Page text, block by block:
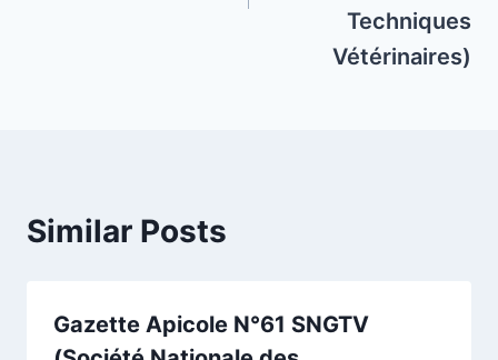
Techniques
Vétérinaires)
Similar Posts
Gazette Apicole N°61 SNGTV